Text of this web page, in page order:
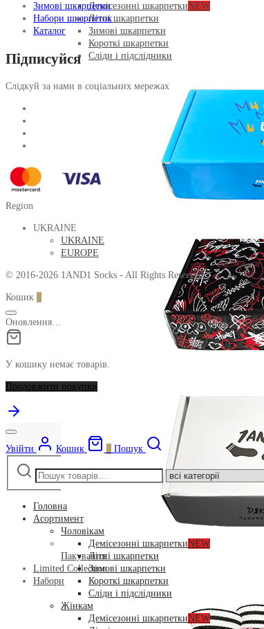
Демісезонні шкарпеткиNEW
Літні шкарпетки
Зимові шкарпетки
Короткі шкарпетки
Сліди і підслідники
Пакування
Limited Collection
Набори
Зимові шкарпетки
Набори шкарпеток
Каталог
Підписуйся
Слідкуй за нами в соціальних мережах
Region
UKRAINE
UKRAINE
EUROPE
© 2016-2026 1AND1 Socks - All Rights Reserved.
Кошик
Оновлення…
У кошику немає товарів.
Продовжити покупки
Увійти Кошик
Пошук
Narrow
by
category:
Головна
Асортимент
Чоловікам
Демісезонні шкарпеткиNEW
Літні шкарпетки
Зимові шкарпетки
Короткі шкарпетки
Сліди і підслідники
Жінкам
Демісезонні шкарпеткиNEW